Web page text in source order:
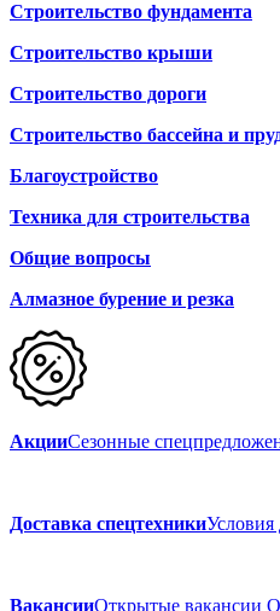
Строительство фундамента
Строительство крыши
Строительство дороги
Строительство бассейна и
Благоустройство
Техника для строительства
Общие вопросы
Алмазное бурение и резка
АкцииСезонные
Доставка спецтехникиУсловия
ВакансииОткрытые вакансии